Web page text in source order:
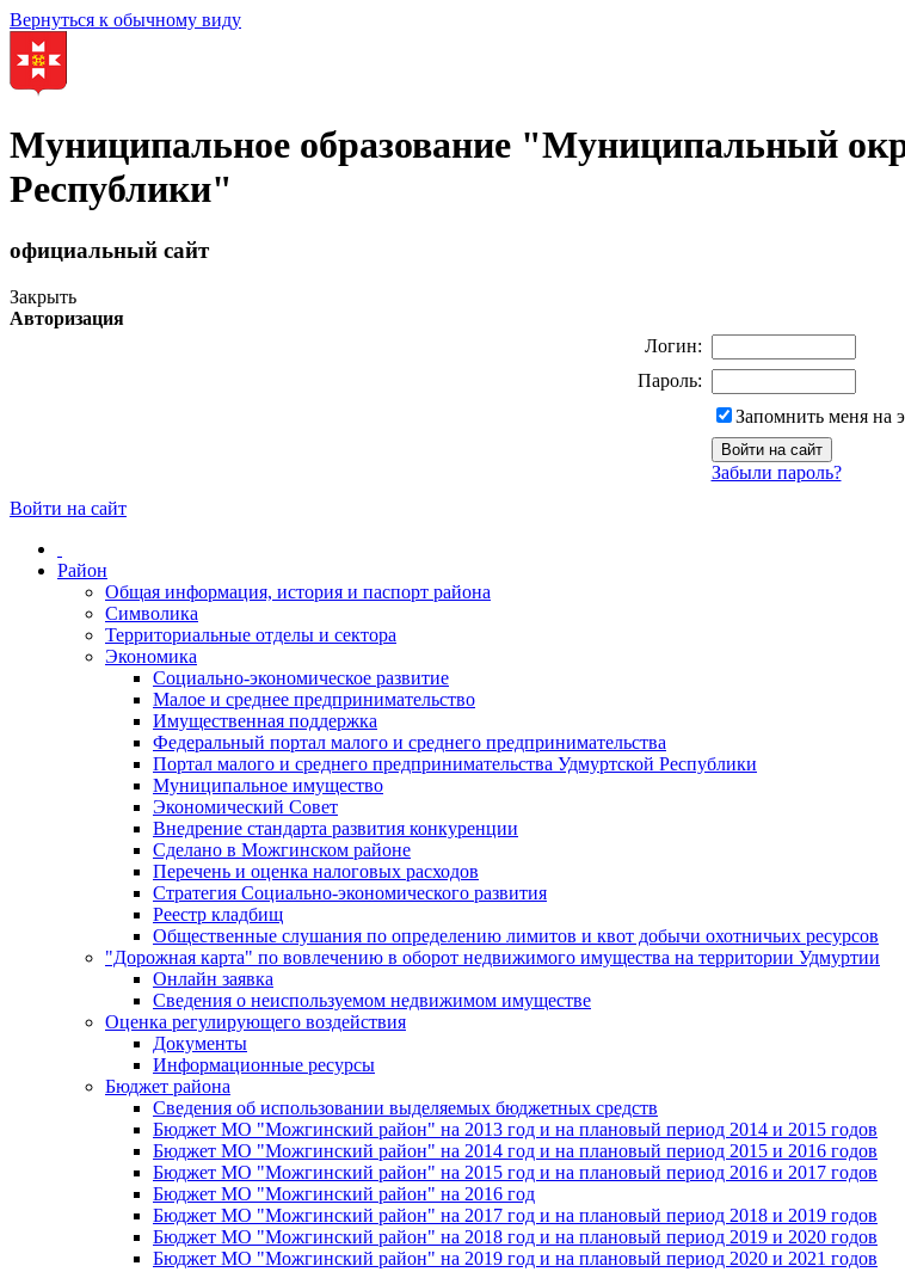
Вернуться к обычному виду
Муниципальное образование "Муниципальный
Республики"
официальный сайт
Закрыть
Авторизация
Логин:
Пароль:
Запомнить меня на
Забыли пароль?
Войти на сайт
Район
Общая информация, история и паспорт района
Символика
Территориальные отделы и сектора
Экономика
Социально-экономическое развитие
Малое и среднее предпринимательство
Имущественная поддержка
Федеральный портал малого и среднего предпринимательства
Портал малого и среднего предпринимательства Удмуртской Республики
Муниципальное имущество
Экономический Совет
Внедрение стандарта развития конкуренции
Сделано в Можгинском районе
Перечень и оценка налоговых расходов
Стратегия Социально-экономического развития
Реестр кладбищ
Общественные слушания по определению лимитов и квот добычи охотничьих ресурсов
"Дорожная карта" по вовлечению в оборот недвижимого имущества на территории Удмуртии
Онлайн заявка
Сведения о неиспользуемом недвижимом имуществе
Оценка регулирующего воздействия
Документы
Информационные ресурсы
Бюджет района
Сведения об использовании выделяемых бюджетных средств
Бюджет МО "Можгинский район" на 2013 год и на плановый период 2014 и 2015 годов
Бюджет МО "Можгинский район" на 2014 год и на плановый период 2015 и 2016 годов
Бюджет МО "Можгинский район" на 2015 год и на плановый период 2016 и 2017 годов
Бюджет МО "Можгинский район" на 2016 год
Бюджет МО "Можгинский район" на 2017 год и на плановый период 2018 и 2019 годов
Бюджет МО "Можгинский район" на 2018 год и на плановый период 2019 и 2020 годов
Бюджет МО "Можгинский район" на 2019 год и на плановый период 2020 и 2021 годов